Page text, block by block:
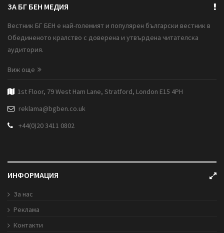
ЗА БГ БЕН МЕДИЯ
Вестник БГ БЕН е най-големият и популярен български вестник в
Обединеното кралство с доверена и утвърдена читателска
аудитория.
Виж още
1st Floor, 79 West Ham Lane, Stratford, London E15 4PH
reklama@bgben.co.uk
+44(0)20 3411 0802
ИНФОРМАЦИЯ
За нас
Реклама
Контакти